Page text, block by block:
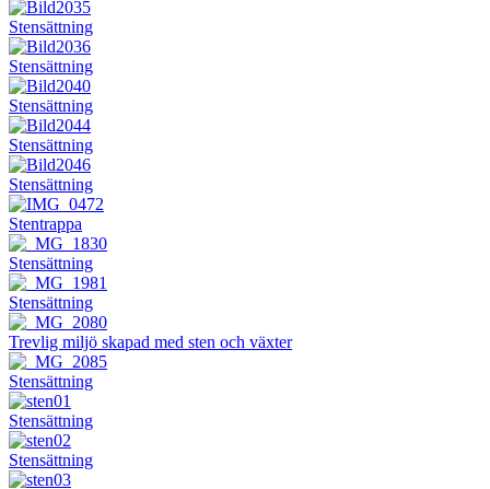
Stensättning
Stensättning
Stensättning
Stensättning
Stensättning
Stentrappa
Stensättning
Stensättning
Trevlig miljö skapad med sten och växter
Stensättning
Stensättning
Stensättning